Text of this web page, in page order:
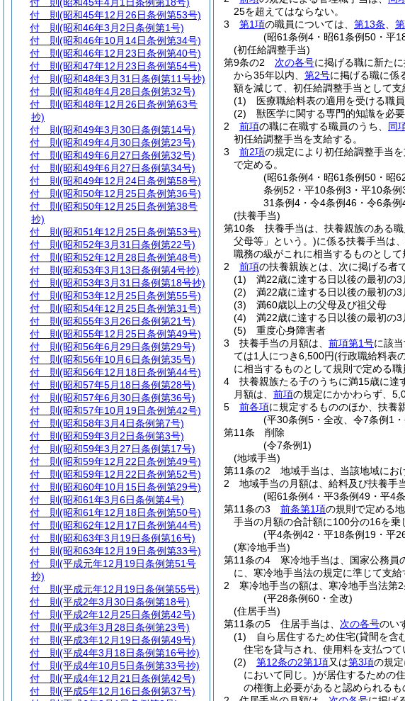
25を超えてはならない。
3
第1項の職員については、 第13条
(昭61条例4・昭61条例50・平
(初任給調整手当)
第9条の2
次の各号に掲げる職に新たに
から35年以内、 第2号に掲げる職に係
額を減じて、初任給調整手当として支
(1)
医療職給料表の適用を受ける職
(2)
獣医学に関する専門的知識を必
2
前項の職に在職する職員のうち、 同
初任給調整手当を支給する。
3
前2項の規定により初任給調整手当
で定める。
(昭61条例4・昭61条例50・昭
条例52・平10条例3・平10条
31条例4・令4条例46・令6条
(扶養手当)
第10条
扶養手当は、扶養親族のある職
父母等」という。)に係る扶養手当は
職務の級がこれに相当するものとし
2
前項の扶養親族とは、次に掲げる者
(1)
満22歳に達する日以後の最初の
(2)
満22歳に達する日以後の最初の
(3)
満60歳以上の父母及び祖父母
(4)
満22歳に達する日以後の最初の
(5)
重度心身障害者
3
扶養手当の月額は、 前項第1号に該
ては1人につき6,500円(行政職給料表
に相当するものとして規則で定める
4
扶養親族たる子のうちに満15歳に達
月額は、 前項の規定にかかわらず、
5
前各項に規定するもののほか、扶養
(平30条例5・全改、令7条例1
第11条
削除
(令7条例1)
(地域手当)
第11条の2
地域手当は、当該地域にお
2
地域手当の月額は、給料及び扶養手
(昭61条例4・平3条例49・平4
第11条の3
前条第1項の規則で定める
手当の月額の合計額に100分の16を乗
(平4条例42・平18条例19・平
(寒冷地手当)
第11条の4
寒冷地手当は、国家公務員
に、寒冷地手当法の規定に準じて支給
2
寒冷地手当の額は、寒冷地手当法第2
(平28条例60・全改)
(住居手当)
第11条の5
住居手当は、 次の各号のい
(1)
自ら居住するため住宅(貸間を含
住宅を貸与され、使用料を支払つ
(2)
第12条の2第1項又は第3項の規
において同じ。)が居住するための
の権衡上必要があると認められる
付 則 (昭和45年12月26日条例第53号)
付 則 (昭和46年3月2日条例第1号)
付 則 (昭和46年10月14日条例第34号)
付 則 (昭和46年12月23日条例第40号)
付 則 (昭和47年12月23日条例第54号)
付 則 (昭和48年3月31日条例第11号抄)
付 則 (昭和48年4月28日条例第32号)
付 則 (昭和48年12月26日条例第63号
抄)
付 則 (昭和49年3月30日条例第14号)
付 則 (昭和49年4月30日条例第23号)
付 則 (昭和49年6月27日条例第32号)
付 則 (昭和49年6月27日条例第34号)
付 則 (昭和49年12月24日条例第58号)
付 則 (昭和50年12月25日条例第36号)
付 則 (昭和50年12月25日条例第38号
抄)
付 則 (昭和51年12月25日条例第53号)
付 則 (昭和52年3月31日条例第22号)
付 則 (昭和52年12月28日条例第48号)
付 則 (昭和53年3月13日条例第4号抄)
付 則 (昭和53年3月31日条例第18号抄)
付 則 (昭和53年12月25日条例第55号)
付 則 (昭和54年12月25日条例第31号)
付 則 (昭和55年3月26日条例第21号)
付 則 (昭和55年12月25日条例第49号)
付 則 (昭和56年6月29日条例第29号)
付 則 (昭和56年10月6日条例第35号)
付 則 (昭和56年12月18日条例第44号)
付 則 (昭和57年5月18日条例第28号)
付 則 (昭和57年6月30日条例第36号)
付 則 (昭和57年10月19日条例第42号)
付 則 (昭和58年3月4日条例第7号)
付 則 (昭和59年3月2日条例第3号)
付 則 (昭和59年3月27日条例第17号)
付 則 (昭和59年12月22日条例第49号)
付 則 (昭和59年12月22日条例第52号)
付 則 (昭和60年10月15日条例第29号)
付 則 (昭和61年3月6日条例第4号)
付 則 (昭和61年12月18日条例第50号)
付 則 (昭和62年12月17日条例第44号)
付 則 (昭和63年3月19日条例第16号)
付 則 (昭和63年12月19日条例第33号)
付 則 (平成元年12月19日条例第51号
抄)
付 則 (平成元年12月19日条例第55号)
付 則 (平成2年3月30日条例第18号)
付 則 (平成2年12月25日条例第42号)
付 則 (平成3年3月28日条例第23号)
付 則 (平成3年12月19日条例第49号)
付 則 (平成4年3月18日条例第16号抄)
付 則 (平成4年10月5日条例第33号抄)
付 則 (平成4年12月21日条例第42号)
付 則 (平成5年12月16日条例第37号)